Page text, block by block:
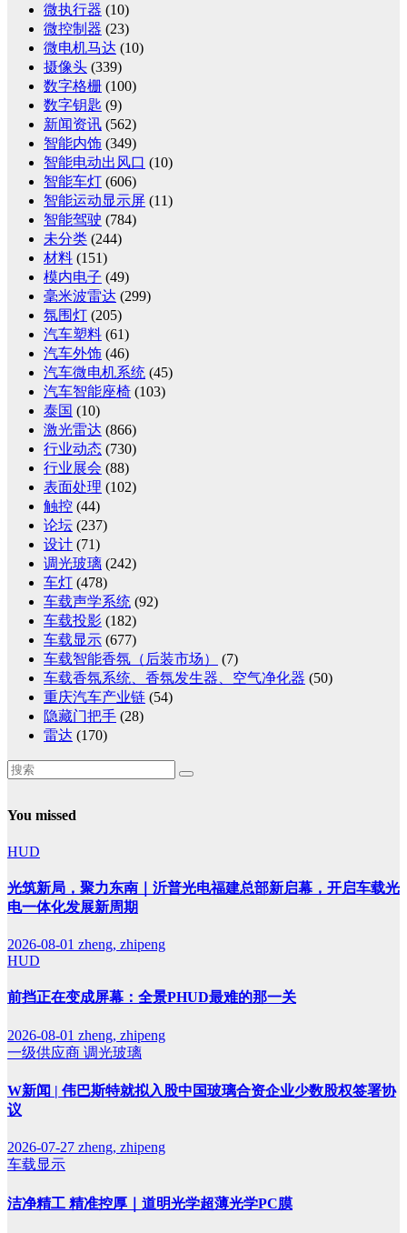
微执行器 (10)
微控制器 (23)
微电机马达 (10)
摄像头 (339)
数字格栅 (100)
数字钥匙 (9)
新闻资讯 (562)
智能内饰 (349)
智能电动出风口 (10)
智能车灯 (606)
智能运动显示屏 (11)
智能驾驶 (784)
未分类 (244)
材料 (151)
模内电子 (49)
毫米波雷达 (299)
氛围灯 (205)
汽车塑料 (61)
汽车外饰 (46)
汽车微电机系统 (45)
汽车智能座椅 (103)
泰国 (10)
激光雷达 (866)
行业动态 (730)
行业展会 (88)
表面处理 (102)
触控 (44)
论坛 (237)
设计 (71)
调光玻璃 (242)
车灯 (478)
车载声学系统 (92)
车载投影 (182)
车载显示 (677)
车载智能香氛（后装市场）
(7)
车载香氛系统、香氛发生器、空气净化器 (50)
重庆汽车产业链 (54)
隐藏门把手 (28)
雷达 (170)
You missed
HUD
光筑新局，聚力东南｜沂普光电福建总部新启幕，开启车载光
电一体化发展新周期
2026-08-01 zheng, zhipeng
HUD
前挡正在变成屏幕：全景PHUD最难的那一关
2026-08-01 zheng, zhipeng
一级供应商 调光玻璃
W新闻 | 伟巴斯特就拟入股中国玻璃合资企业少数股权签署协
议
2026-07-27 zheng, zhipeng
车载显示
洁净精工 精准控厚｜道明光学超薄光学PC膜